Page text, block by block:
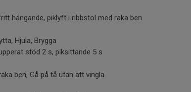
hängande, piklyft i ribbstol med raka ben
Hjula, Brygga
stöd 2 s, piksittande 5 s
ben, Gå på tå utan att vingla